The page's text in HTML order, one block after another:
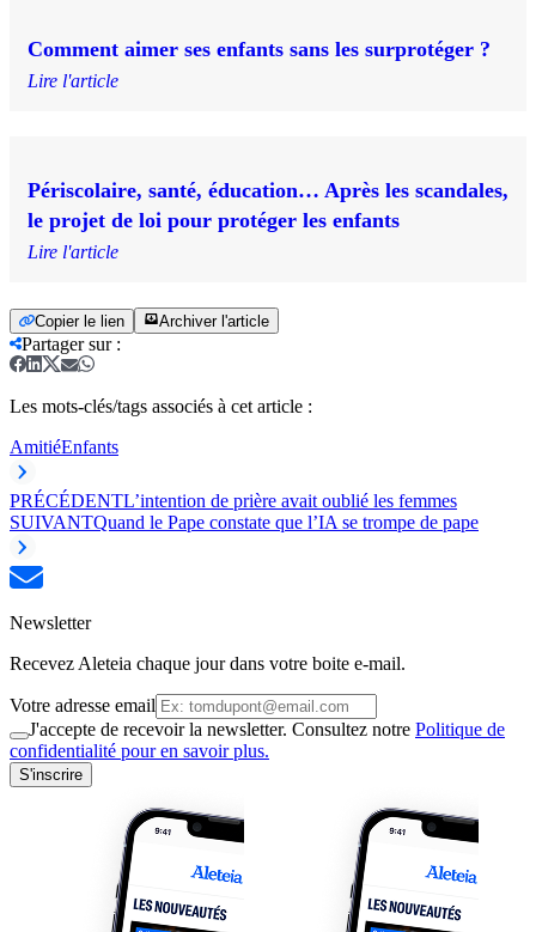
Comment aimer ses enfants sans les surprotéger ?
Lire l'article
Périscolaire, santé, éducation… Après les scandales,
le projet de loi pour protéger les enfants
Lire l'article
Copier le lien Archiver l'article
Partager sur:
Les mots-clés/tags associés à cet article :
AmitiéEnfants
PRÉCÉDENTL’intention de prière avait oublié les femmes
SUIVANTQuand le Pape constate que l’IA se trompe de pape
Newsletter
Recevez Aleteia chaque jour dans votre boite e-mail.
Votre adresse email
J'accepte de recevoir la newsletter. Consultez notre Politique de
confidentialité pour en savoir plus.
S'inscrire